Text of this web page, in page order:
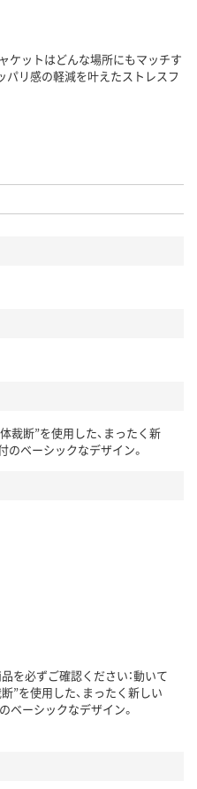
ケットはどんな場所にもマッチす
パリ感の軽減を叶えたストレスフ
裁断”を使用した、まったく新
のベーシックなデザイン。
必ずご確認ください：動いて
”を使用した、まったく新しい
ベーシックなデザイン。